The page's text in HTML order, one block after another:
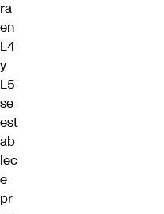
ra
en
L4
y
L5
se
est
ab
lec
e
pr